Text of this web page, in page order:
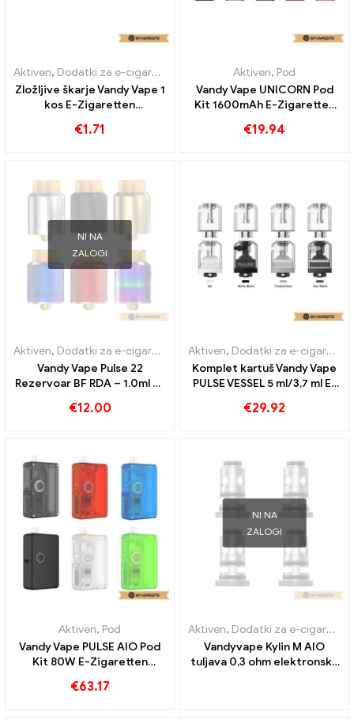
Aktiven, Dodatki za e-cigarete
Zložljive škarje Vandy Vape 1
kos E-Zigaretten
€1.71
Aktiven, Pod
Vandy Vape UNICORN Pod
Kit 1600mAh E-Zigaretten
€19.94
NI NA
ZALOGI
Aktiven, Dodatki za e-cigarete
Vandy Vape Pulse 22
Rezervoar BF RDA – 1.0ml e-
Custom
€12.00
Aktiven, Dodatki za e-cigarete
Komplet kartuš Vandy Vape
PULSE VESSEL 5 ml/3,7 ml E-
meri
€29.92
Aktiven, Pod
Vandy Vape PULSE AIO Pod
Kit 80W E-Zigaretten
€63.17
NI NA
ZALOGI
Aktiven, Dodatki za e-cigarete
Vandyvape Kylin M AIO
tuljava 0,3 ohm elektronske